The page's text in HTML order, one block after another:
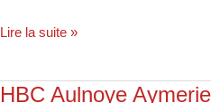
Lire la suite »
HBC Aulnoye
HBC